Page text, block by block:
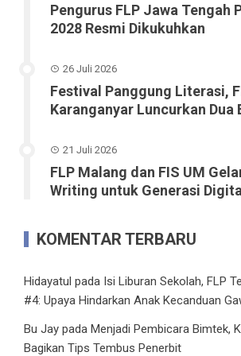
Pengurus FLP Jawa Tengah
2028 Resmi Dikukuhkan
26 Juli 2026
Festival Panggung Literasi,
Karanganyar Luncurkan Dua
21 Juli 2026
FLP Malang dan FIS UM
Writing untuk Generasi Digital
KOMENTAR TERBARU
Hidayatul pada Isi Liburan Sekolah, FLP
#4: Upaya Hindarkan Anak Kecanduan
Bu Jay pada Menjadi Pembicara Bimtek,
Bagikan Tips Tembus Penerbit